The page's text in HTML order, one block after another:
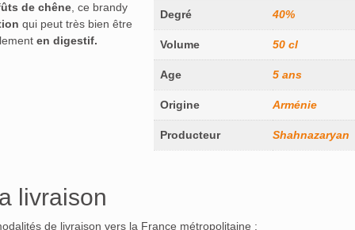
Degré 40%
Volume 50 cl
Age 5 ans
Origine Arménie
Producteur Shahnazaryan
de chêne, ce brandy
qui peut très bien être
en digestif.
livraison
de livraison vers la France métropolitaine :